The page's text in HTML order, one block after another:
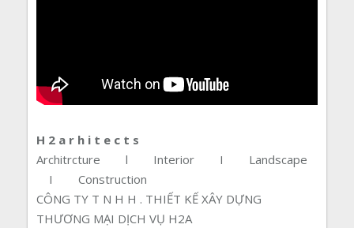
H 2 a r h i t e c t s
Architrcture l Interior I Landscape
I Construction
CÔNG TY T N H H . THIẾT KẾ XÂY DỰNG
THƯƠNG MẠI DỊCH VỤ H2A